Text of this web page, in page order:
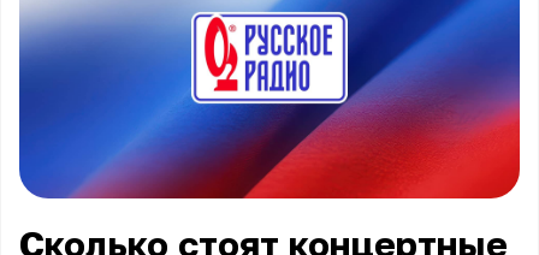
Сколько стоят концертные